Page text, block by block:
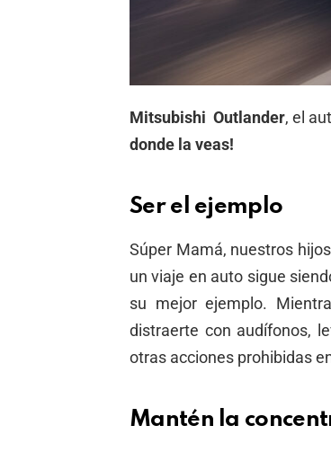
Mitsubishi Outlander, el
donde la veas!
Ser el ejemplo
Súper Mamá, nuestros
un viaje en auto sigue
su mejor ejemplo.
distraerte con audífonos,
otras acciones prohibidas
Mantén la